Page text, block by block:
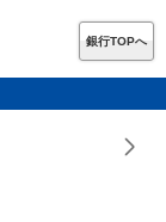
銀行TOPへ